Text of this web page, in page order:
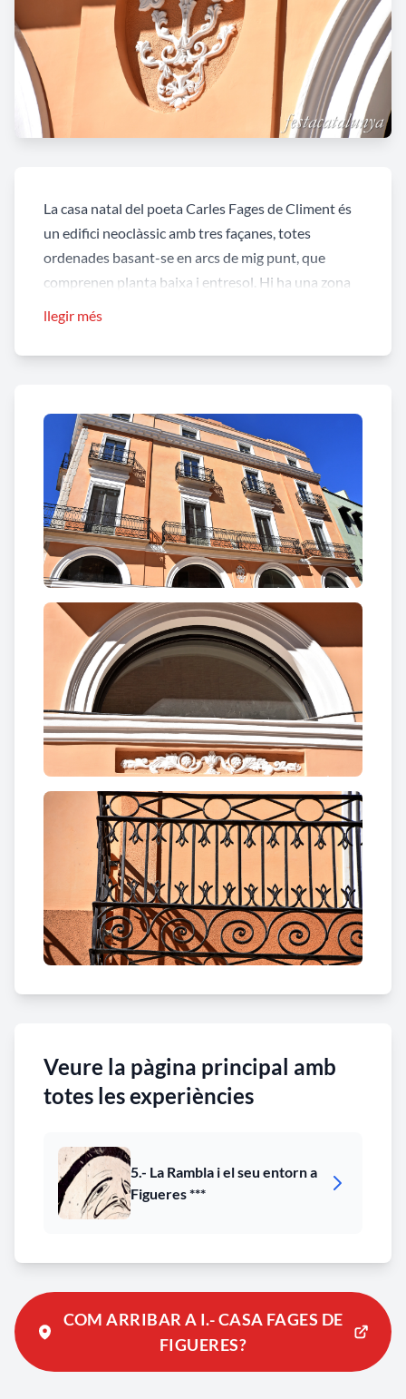
La casa natal del poeta Carles Fages de Climent és
un edifici neoclàssic amb tres façanes, totes
ordenades basant-se en arcs de mig punt, que
comprenen planta baixa i entresol. Hi ha una zona
per cornisa. I una zona superior, que correspon a
balconada central i de tipus geomètric (ovalats)
entre els arcs de mig punt de la planta baixa.
Destaca la modulació de la façana amb lleus cossos
sortints en els extrems i cantonades, i disposició
tradicional de la degradació de balcons i obertures
a mesura que guanya en alçada.
llegir més
Veure la pàgina principal amb
totes les experiències
5.- La Rambla i el seu entorn a
Figueres ***
COM ARRIBAR A I.- CASA FAGES DE
FIGUERES?